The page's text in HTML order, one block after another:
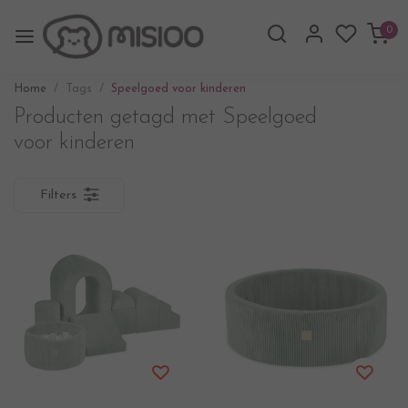
0
Home Tags Speelgoed voor kinderen
Producten getagd met Speelgoed
voor kinderen
Filters